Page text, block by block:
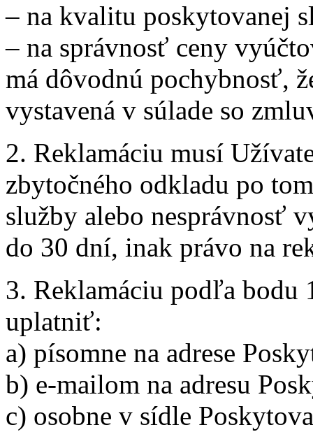
– na kvalitu poskytovanej
– na správnosť ceny
má dôvodnú pochybnosť,
vystavená v súlade so
2. Reklamáciu musí
zbytočného odkladu po
služby alebo nesprávnosť
do 30 dní, inak právo na
3. Reklamáciu podľa bodu
uplatniť:
a) písomne na adrese
b) e-mailom na adresu
c) osobne v sídle